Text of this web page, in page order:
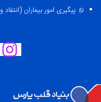
پیگیری امور بیماران (انتقاد و